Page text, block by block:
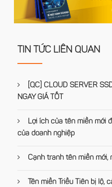
TIN TỨC LIÊN QUAN
[QC] CLOUD SERVER
NGAY GIÁ TỐT
Lợi ích của tên miền mới
của doanh nghiệp
Cạnh tranh tên miền mới,
Tên miền Triều Tiên bị